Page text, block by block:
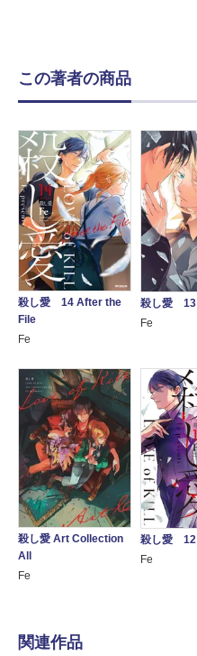
この著者の商品
殺し愛 14 After the
File
Fe
殺し愛 13
Fe
殺し愛 Art Collection
All
Fe
殺し愛 12
Fe
関連作品